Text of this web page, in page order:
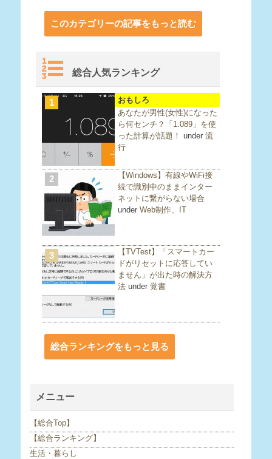
このカテゴリーの記事をもっと読む
総合人気ランキング
1
おもしろ
あなたが男性(女性)になった
ら何センチ？「1.089」を使
った計算が話題！ under 流
行
2
【Windows】有線やWiFi接
続で識別中のままインター
ネットに繋がらない場合
under Web制作、IT
3
【TVTest】「スマートカー
ドがリセットに応答してい
ません」が出た時の解決方
法 under 覚書
総合ランキングをもっと見る
メニュー
【総合Top】
【総合ランキング】
生活・暮らし